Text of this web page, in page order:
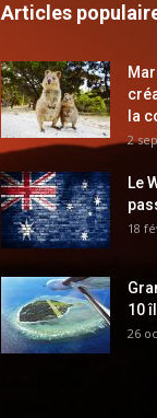
Articles
la
2
Le
18
10
26